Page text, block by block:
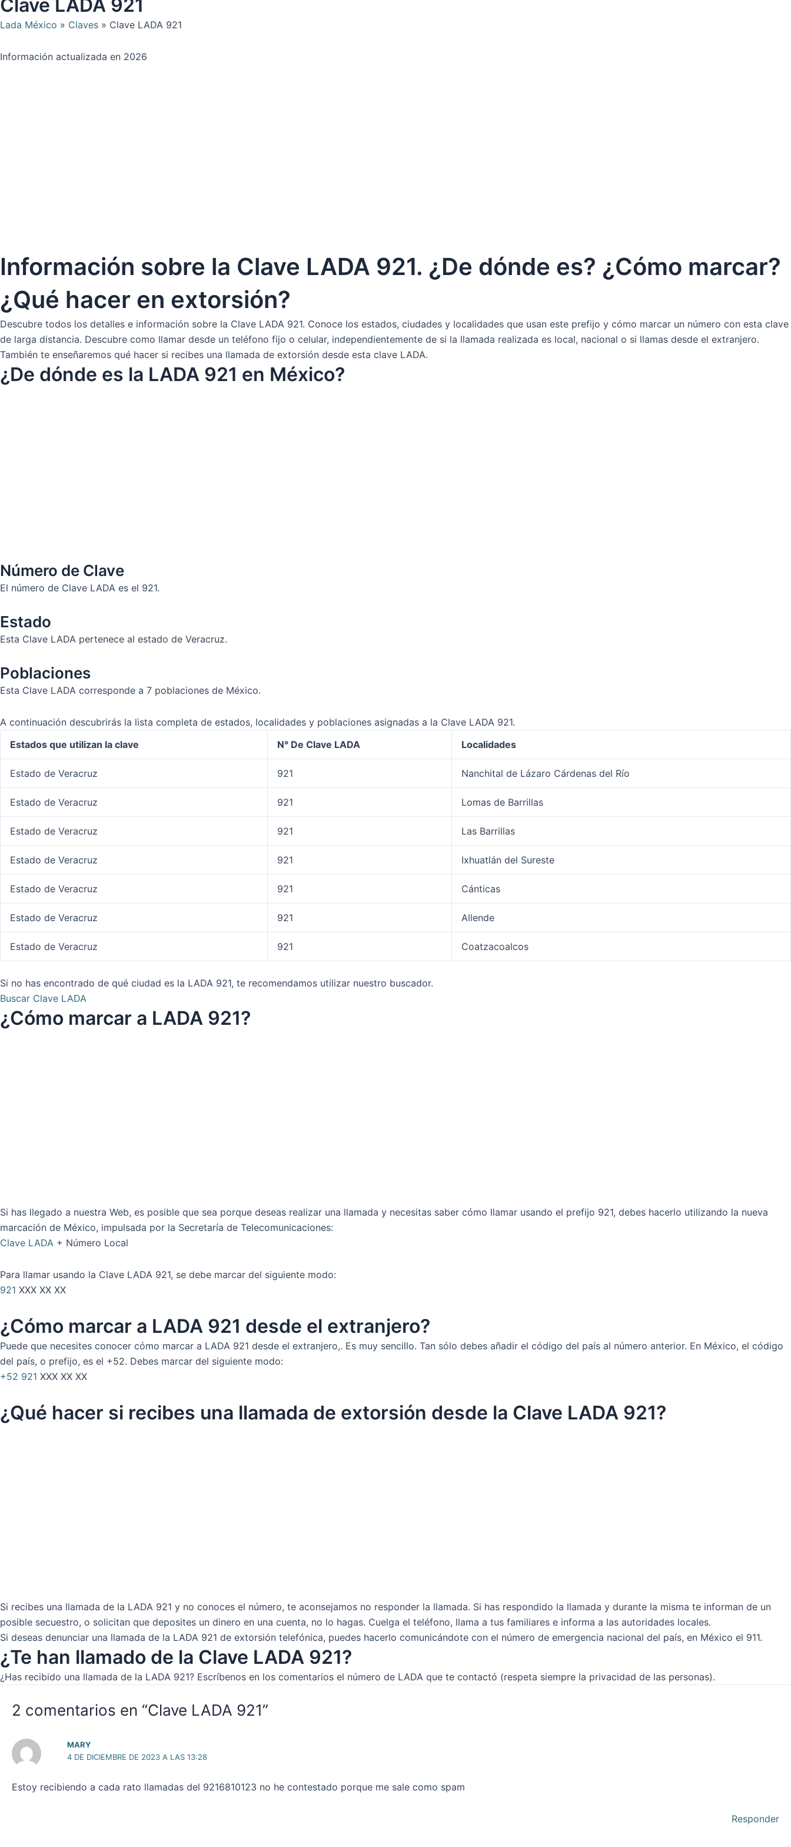
Clave LADA 921
Lada México » Claves » Clave LADA 921
Información actualizada en 2026
Información sobre la Clave LADA 921. ¿De dónde es? ¿Cómo marcar?
¿Qué hacer en extorsión?
Descubre todos los detalles e información sobre la Clave LADA 921. Conoce los estados, ciudades y localidades que usan este prefijo y cómo marcar un número con esta clave
de larga distancia. Descubre como llamar desde un teléfono fijo o celular, independientemente de si la llamada realizada es local, nacional o si llamas desde el extranjero.
También te enseñaremos qué hacer si recibes una llamada de extorsión desde esta clave LADA.
¿De dónde es la LADA 921 en México?
Número de Clave
El número de Clave LADA es el 921.
Estado
Esta Clave LADA pertenece al estado de Veracruz.
Poblaciones
Esta Clave LADA corresponde a 7 poblaciones de México.
A continuación descubrirás la lista completa de estados, localidades y poblaciones asignadas a la Clave LADA 921.
Estados que utilizan la clave
N° De Clave LADA Localidades
Estado de Veracruz 921 Nanchital de Lázaro Cárdenas del Río
Estado de Veracruz 921 Lomas de Barrillas
Estado de Veracruz 921 Las Barrillas
Estado de Veracruz 921 Ixhuatlán del Sureste
Estado de Veracruz 921 Cánticas
Estado de Veracruz 921 Allende
Estado de Veracruz 921 Coatzacoalcos
Si no has encontrado de qué ciudad es la LADA 921, te recomendamos utilizar nuestro buscador.
Buscar Clave LADA
¿Cómo marcar a LADA 921?
Si has llegado a nuestra Web, es posible que sea porque deseas realizar una llamada y necesitas saber cómo llamar usando el prefijo 921, debes hacerlo utilizando la nueva
marcación de México, impulsada por la Secretaría de Telecomunicaciones:
Clave LADA + Número Local
Para llamar usando la Clave LADA 921, se debe marcar del siguiente modo:
921 XXX XX XX
¿Cómo marcar a LADA 921 desde el extranjero?
Puede que necesites conocer cómo marcar a LADA 921 desde el extranjero,. Es muy sencillo. Tan sólo debes añadir el código del país al número anterior. En México, el código
del país, o prefijo, es el +52. Debes marcar del siguiente modo:
+52 921 XXX XX XX
¿Qué hacer si recibes una llamada de extorsión desde la Clave LADA 921?
Si recibes una llamada de la LADA 921 y no conoces el número, te aconsejamos no responder la llamada. Si has respondido la llamada y durante la misma te informan de un
posible secuestro, o solicitan que deposites un dinero en una cuenta, no lo hagas. Cuelga el teléfono, llama a tus familiares e informa a las autoridades locales.
Si deseas denunciar una llamada de la LADA 921 de extorsión telefónica, puedes hacerlo comunicándote con el número de emergencia nacional del país, en México el 911.
¿Te han llamado de la Clave LADA 921?
¿Has recibido una llamada de la LADA 921? Escríbenos en los comentarios el número de LADA que te contactó (respeta siempre la privacidad de las personas).
2 comentarios en “Clave LADA 921”
MARY
4 DE DICIEMBRE DE 2023 A LAS 13:28
Estoy recibiendo a cada rato llamadas del 9216810123 no he contestado porque me sale como spam
Responder